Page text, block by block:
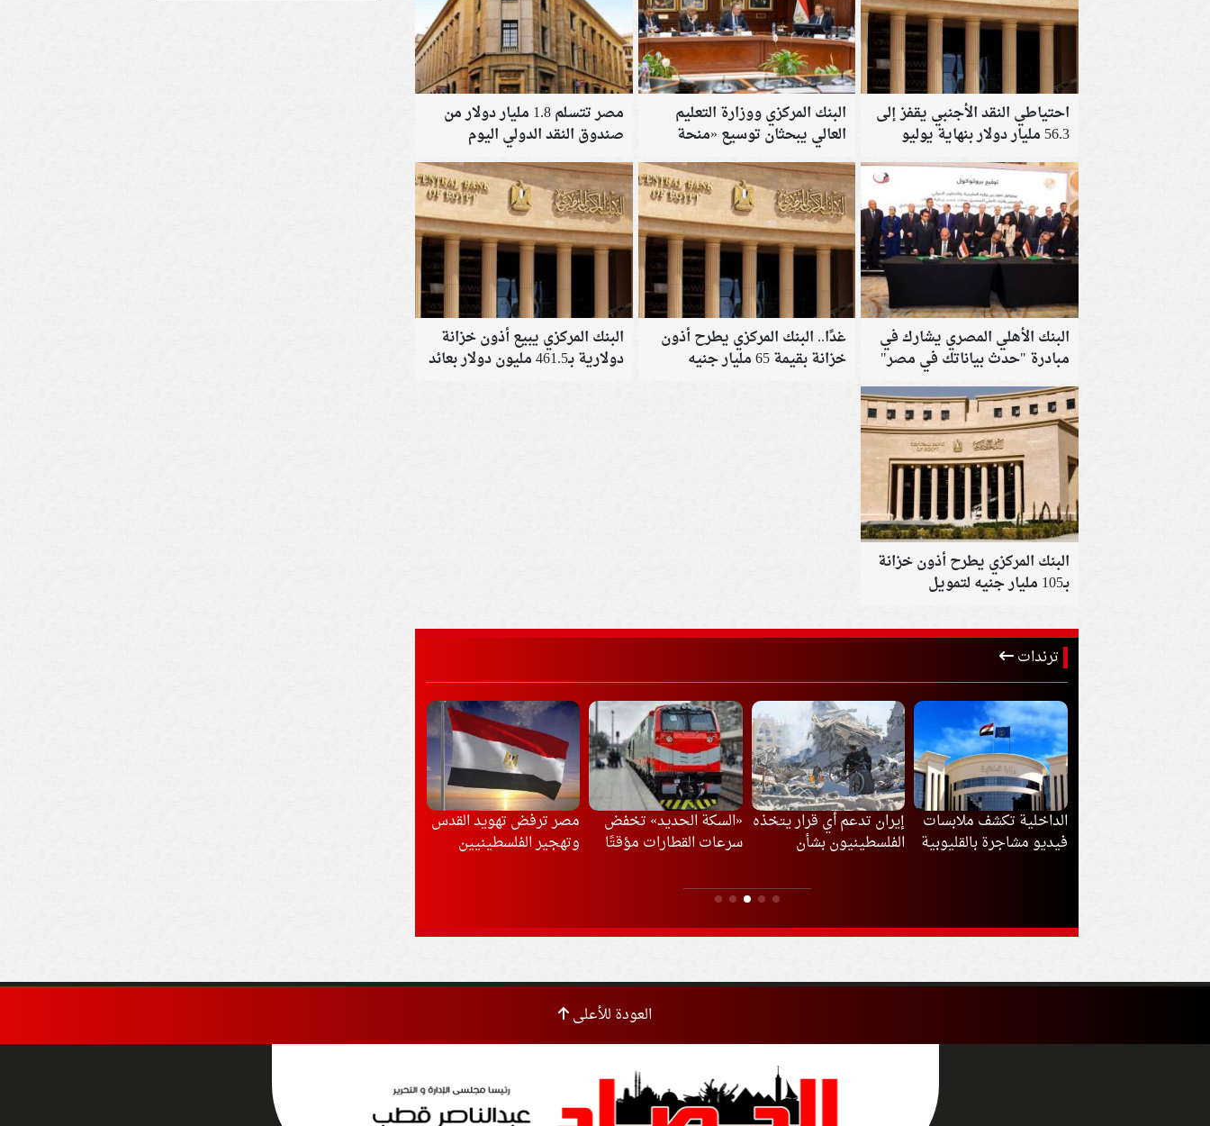
احتياطي النقد الأجنبي يقفز إلى
56.3 مليار دولار بنهاية يوليو
البنك المركزي ووزارة التعليم
العالي يبحثان توسيع «منحة
علماء المستقبل» واستقبال دفعة
جديدة
مصر تتسلم 1.8 مليار دولار من
صندوق النقد الدولي اليوم
البنك الأهلي المصري يشارك في
مبادرة "حدث بياناتك في مصر"
غدًا.. البنك المركزي يطرح أذون
خزانة بقيمة 65 مليار جنيه
البنك المركزي يبيع أذون خزانة
دولارية بـ461.5 مليون دولار بعائد
البنك المركزي يطرح أذون خزانة
بـ105 مليار جنيه لتمويل
ترندات
إيران تدعم أي قرار يتخذه
الفلسطينيون بشأن
«السكة الحديد» تخفض
سرعات القطارات مؤقتًا
مصر ترفض تهويد القدس
وتهجير الفلسطينيين
الداخلية تضبط متهمًا
بالنصب على المواطنين
العودة للأعلى